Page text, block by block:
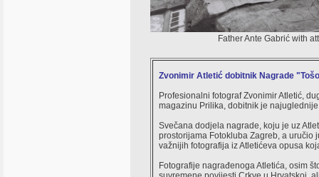
Father Ante Gabrić with
Zvonimir Atletić dobitnik Nagrade
Profesionalni fotograf Zvonimir Atletić,
magazinu Prilika, dobitnik je
Svečana dodjela nagrade, koju je uz
prostorijama Fotokluba Zagreb, a uručio
važnijih fotografija iz Atletićeva opusa
Fotografije nagrađenoga Atletića, osim